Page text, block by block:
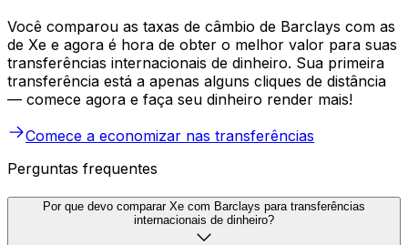
Você comparou as taxas de câmbio de Barclays com as
de Xe e agora é hora de obter o melhor valor para suas
transferências internacionais de dinheiro. Sua primeira
transferência está a apenas alguns cliques de distância
— comece agora e faça seu dinheiro render mais!
Comece a economizar nas transferências
Perguntas frequentes
Por que devo comparar Xe com Barclays para transferências
internacionais de dinheiro?